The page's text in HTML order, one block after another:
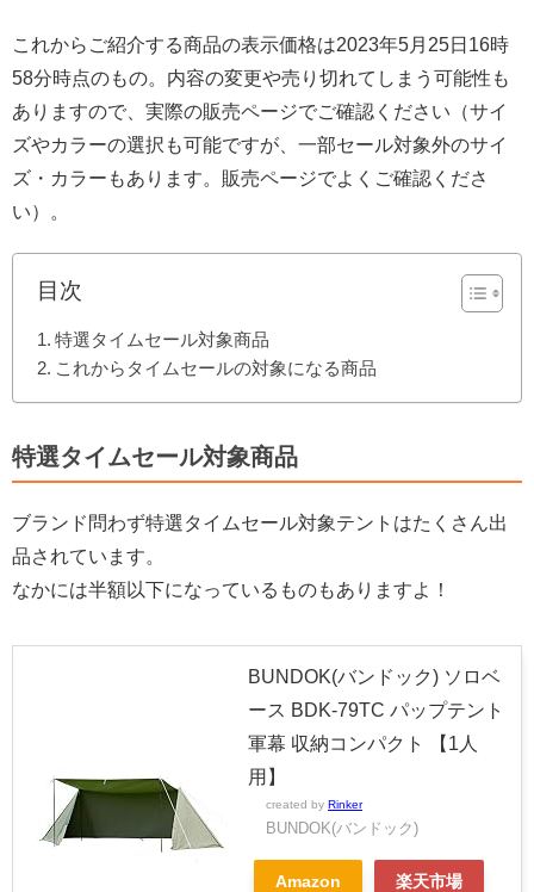
これからご紹介する商品の表示価格は2023年5月25日16時
58分時点のもの。内容の変更や売り切れてしまう可能性も
ありますので、実際の販売ページでご確認ください（サイ
ズやカラーの選択も可能ですが、一部セール対象外のサイ
ズ・カラーもあります。販売ページでよくご確認くださ
い）。
目次
特選タイムセール対象商品
これからタイムセールの対象になる商品
特選タイムセール対象商品
ブランド問わず特選タイムセール対象テントはたくさん出
品されています。
なかには半額以下になっているものもありますよ！
BUNDOK(バンドック) ソロベ
ース BDK-79TC パップテント
軍幕 収納コンパクト 【1人
用】
created by Rinker
BUNDOK(バンドック)
Amazon 楽天市場